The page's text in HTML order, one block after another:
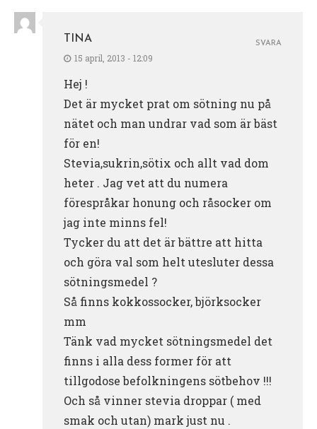
TINA
15 april, 2013 - 12:09
Hej !
Det är mycket prat om sötning nu på
nätet och man undrar vad som är bäst
för en!
Stevia,sukrin,sötix och allt vad dom
heter . Jag vet att du numera
förespråkar honung och råsocker om
jag inte minns fel!
Tycker du att det är bättre att hitta
och göra val som helt utesluter dessa
sötningsmedel ?
Så finns kokkossocker, björksocker
mm
Tänk vad mycket sötningsmedel det
finns i alla dess former för att
tillgodose befolkningens sötbehov !!!
Och så vinner stevia droppar ( med
smak och utan) mark just nu .
SVARA